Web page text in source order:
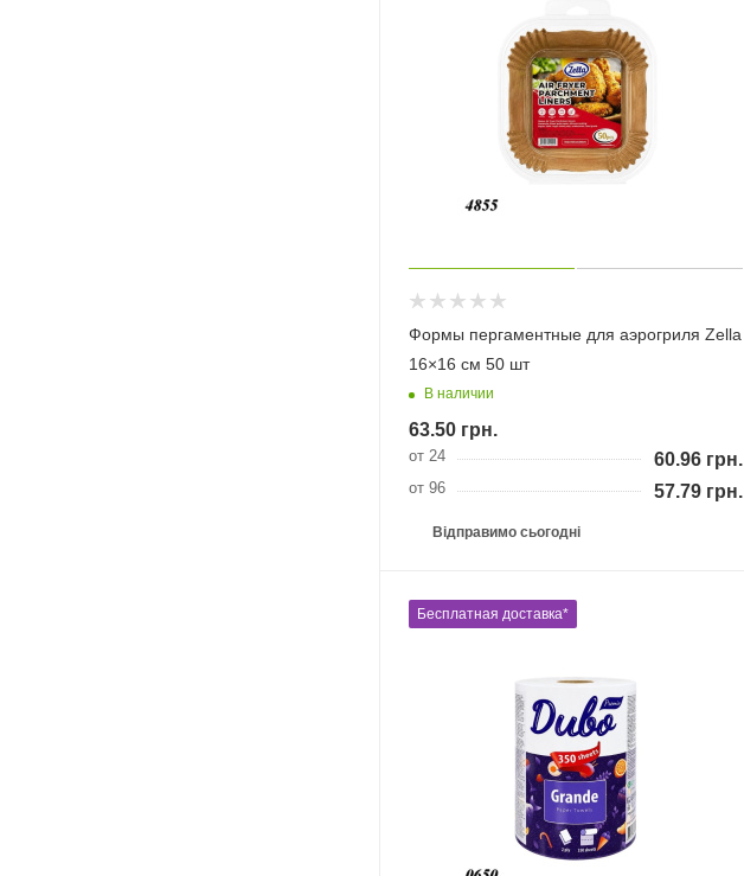
Формы пергаментные для аэрогриля Zella
16×16 см 50 шт
В наличии
63.50 грн.
от 24 60.96грн.
от 96 57.79грн.
Відправимо сьогодні
Бесплатная доставка*